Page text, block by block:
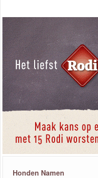
Honden Namen